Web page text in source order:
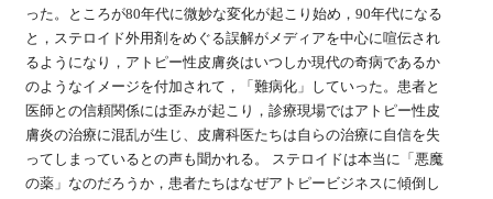
った。ところが80年代に微妙な変化が起こり始め，90年代になる
と，ステロイド外用剤をめぐる誤解がメディアを中心に喧伝され
るようになり，アトピー性皮膚炎はいつしか現代の奇病であるか
のようなイメージを付加されて，「難病化」していった。患者と
医師との信頼関係には歪みが起こり，診療現場ではアトピー性皮
膚炎の治療に混乱が生じ、皮膚科医たちは自らの治療に自信を失
ってしまっているとの声も聞かれる。 ステロイドは本当に「悪魔
の薬」なのだろうか，患者たちはなぜアトピービジネスに傾倒し